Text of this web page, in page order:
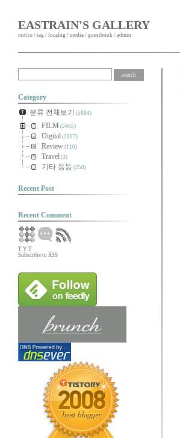
EASTRAIN'S GALLERY
notice / tag / localog / media / guestbook / admin
Category
분류 전체보기 (5684)
FILM (2465)
Digital (2807)
Review (110)
Travel (3)
기타 등등 (258)
Recent Post
Recent Comment
T Y T
Subscribe to RSS